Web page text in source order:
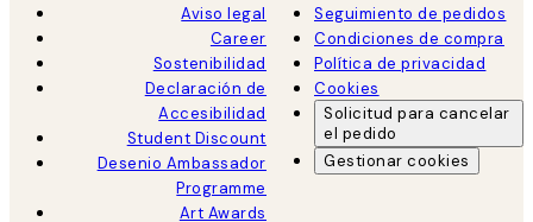
Aviso legal
Career
Sostenibilidad
Declaración de
Accesibilidad
Student Discount
Desenio Ambassador
Programme
Art Awards
Seguimiento de pedidos
Condiciones de compra
Política de privacidad
Cookies
Solicitud para cancelar
el pedido
Gestionar cookies